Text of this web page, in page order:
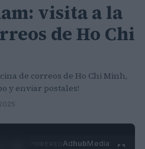
visita a la
de Ho Chi
de correos de Ho Chi Minh,
y enviar postales!
AdhubMedia